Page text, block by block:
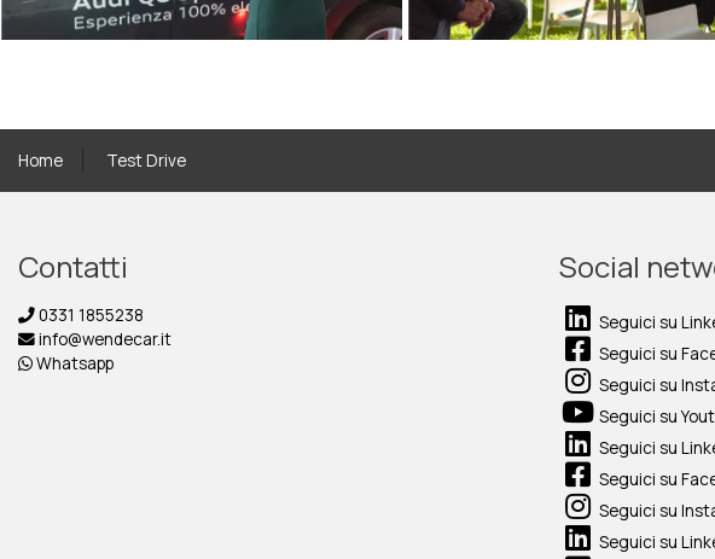
Home Test Drive
Contatti
0331 1855238
info@wendecar.it
Whatsapp
Social
Seguici su
Seguici su
Seguici su
Seguici su
Seguici su
Seguici su
Seguici su
Seguici su